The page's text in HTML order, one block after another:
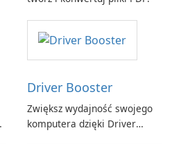
Driver Booster
Zwiększ wydajność swojego
komputera dzięki Driver